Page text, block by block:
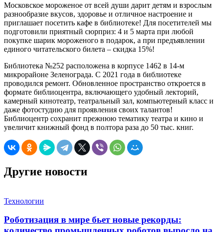
Московское мороженое от всей души дарит детям и взрослым
разнообразие вкусов, здоровье и отличное настроение и
приглашает посетить кафе в библиотеке! Для посетителей мы
подготовили приятный сюрприз: 4 и 5 марта при любой
покупке шарик мороженого в подарок, а при предъявлении
единого читательского билета – скидка 15%!
Библиотека №252 расположена в корпусе 1462 в 14-м
микрорайоне Зеленограда. С 2021 года в библиотеке
проводился ремонт. Обновленное пространство откроется в
формате библиоцентра, включающего удобный лекторий,
камерный кинотеатр, театральный зал, компьютерный класс и
даже фотостудию для проявления своих талантов!
Библиоцентр сохранит прежнюю тематику театра и кино и
увеличит книжный фонд в полтора раза до 50 тыс. книг.
Другие новости
Технологии
Роботизация в мире бьет новые рекорды: